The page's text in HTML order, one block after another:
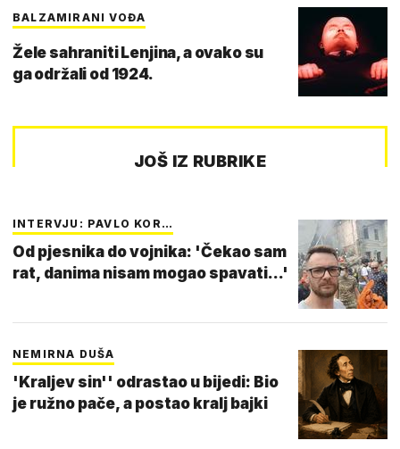
BALZAMIRANI VOĐA
Žele sahraniti Lenjina, a ovako su
ga održali od 1924.
JOŠ IZ RUBRIKE
INTERVJU: PAVLO KOR…
Od pjesnika do vojnika: 'Čekao sam
rat, danima nisam mogao spavati...'
NEMIRNA DUŠA
'Kraljev sin'' odrastao u bijedi: Bio
je ružno pače, a postao kralj bajki